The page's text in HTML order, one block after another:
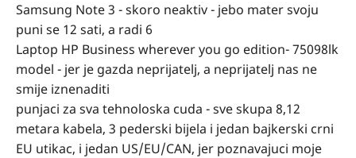
Samsung Note 3 - skoro neaktiv - jebo mater svoju
puni se 12 sati, a radi 6
Laptop HP Business wherever you go edition- 75098lk
model - jer je gazda neprijatelj, a neprijatelj nas ne
smije iznenaditi
punjaci za sva tehnoloska cuda - sve skupa 8,12
metara kabela, 3 pederski bijela i jedan bajkerski crni
EU utikac, i jedan US/EU/CAN, jer poznavajuci moje